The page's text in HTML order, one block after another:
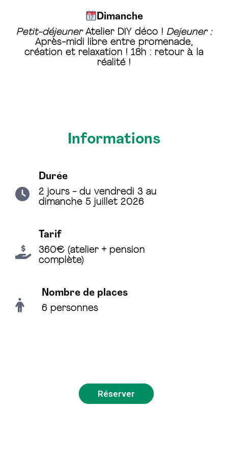
Dimanche
Petit-déjeuner Atelier DIY déco ! Dejeuner :
Après-midi libre entre promenade,
création et relaxation ! 18h : retour à la
réalité !
Informations
Durée
2 jours - du vendredi 3 au
dimanche 5 juillet 2026
Tarif
360€ (atelier + pension
complète)
Nombre de places
6 personnes
Réserver